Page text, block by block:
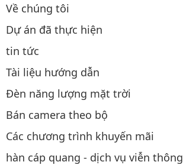
Về chúng tôi
Dự án đã thực hiện
tin tức
Tài liệu hướng dẫn
Đèn năng lượng mặt trời
Bán camera theo bộ
Các chương trình khuyến mãi
hàn cáp quang - dịch vụ viễn thông